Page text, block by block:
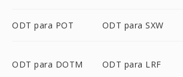
ODT para POT ODT para SXW
ODT para DOTM ODT para LRF